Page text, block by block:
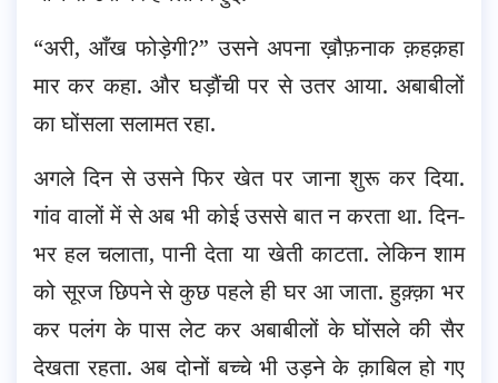
“अरी, आँख फोड़ेगी?” उसने अपना ख़ौफ़नाक क़हक़हा
मार कर कहा. और घड़ौंची पर से उतर आया. अबाबीलों
का घोंसला सलामत रहा.
अगले दिन से उसने फिर खेत पर जाना शुरू कर दिया.
गांव वालों में से अब भी कोई उससे बात न करता था. दिन-
भर हल चलाता, पानी देता या खेती काटता. लेकिन शाम
को सूरज छिपने से कुछ पहले ही घर आ जाता. हुक़्क़ा भर
कर पलंग के पास लेट कर अबाबीलों के घोंसले की सैर
देखता रहता. अब दोनों बच्चे भी उड़ने के क़ाबिल हो गए